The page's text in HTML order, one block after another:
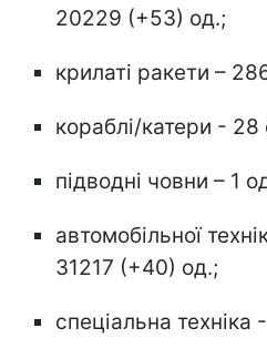
20229 (+53) од.;
крилаті ракети –
кораблі/катери - 28
підводні човни – 1
автомобільної
31217 (+40) од.;
спеціальна